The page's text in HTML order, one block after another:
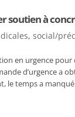
soutien à
, social/
en urgence
d’urgence a
le temps a